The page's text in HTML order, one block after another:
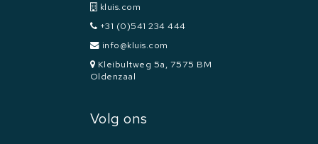
kluis.com
+31 (0)541 234 444
info@kluis.com
Kleibultweg 5a, 7575 BM
Oldenzaal
Volg ons